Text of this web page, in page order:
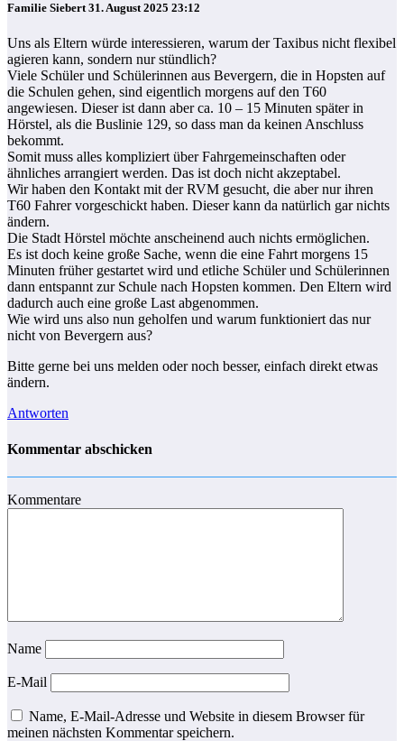
Familie Siebert31. August 2025 23:12
Uns als Eltern würde interessieren, warum der Taxibus nicht flexibel
agieren kann, sondern nur stündlich?
Viele Schüler und Schülerinnen aus Bevergern, die in Hopsten auf
die Schulen gehen, sind eigentlich morgens auf den T60
angewiesen. Dieser ist dann aber ca. 10 – 15 Minuten später in
Hörstel, als die Buslinie 129, so dass man da keinen Anschluss
bekommt.
Somit muss alles kompliziert über Fahrgemeinschaften oder
ähnliches arrangiert werden. Das ist doch nicht akzeptabel.
Wir haben den Kontakt mit der RVM gesucht, die aber nur ihren
T60 Fahrer vorgeschickt haben. Dieser kann da natürlich gar nichts
ändern.
Die Stadt Hörstel möchte anscheinend auch nichts ermöglichen.
Es ist doch keine große Sache, wenn die eine Fahrt morgens 15
Minuten früher gestartet wird und etliche Schüler und Schülerinnen
dann entspannt zur Schule nach Hopsten kommen. Den Eltern wird
dadurch auch eine große Last abgenommen.
Wie wird uns also nun geholfen und warum funktioniert das nur
nicht von Bevergern aus?
Bitte gerne bei uns melden oder noch besser, einfach direkt etwas
ändern.
Antworten
Kommentar abschicken
Kommentare
Name
E-Mail
Name, E-Mail-Adresse und Website in diesem Browser für
meinen nächsten Kommentar speichern.